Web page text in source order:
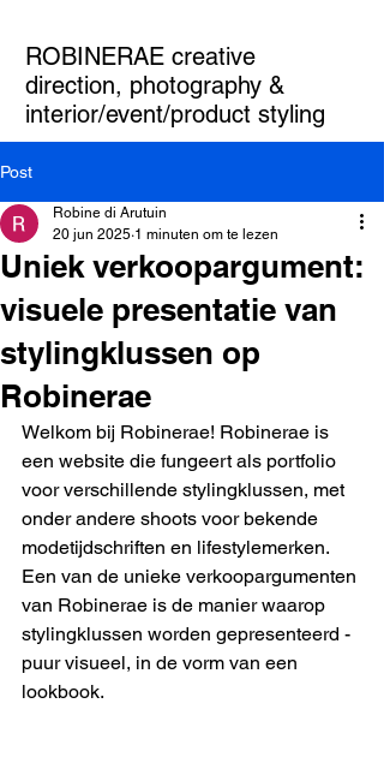
ROBINERAE creative
direction, photography &
interior/event/product styling
Post
Uniek verkoopargument:
visuele presentatie van
stylingklussen op
Robinerae
Robine di Arutuin
20 jun 2025 1 minuten om te lezen
Welkom bij Robinerae! Robinerae is
een website die fungeert als portfolio
voor verschillende stylingklussen, met
onder andere shoots voor bekende
modetijdschriften en lifestylemerken.
Een van de unieke verkoopargumenten
van Robinerae is de manier waarop
stylingklussen worden gepresenteerd -
puur visueel, in de vorm van een
lookbook.